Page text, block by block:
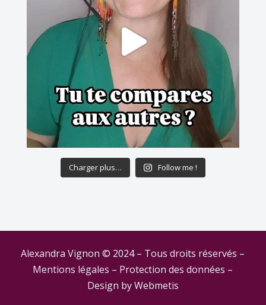
Charger plus… Follow me !
Alexandra Vignon © 2024 – Tous droits réservés –
Mentions légales – Protection des données –
Design byWebmetis